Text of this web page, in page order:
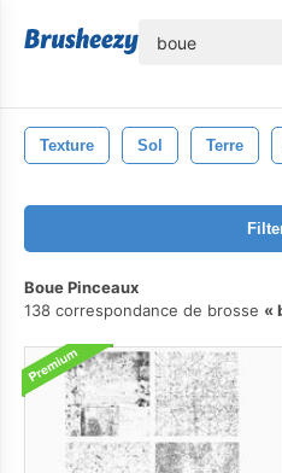
Texture Sol Terre
Boue Pinceaux
138 correspondance de brosse